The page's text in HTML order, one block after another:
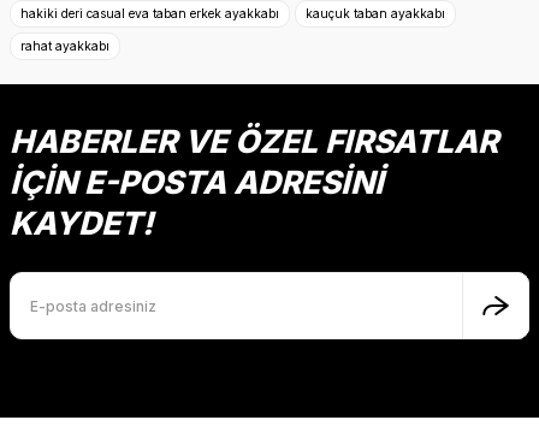
Ürün fiyatı diğer sitelerden daha pahalı.
Bu ürüne benzer farklı alternatifler olmalı.
hakiki deri casual eva taban erkek ayakkabı kauçuk taban ayakkabı
rahat ayakkabı
HABERLER VE ÖZEL FIRSATLAR
İÇİN E-POSTA ADRESİNİ
KAYDET!